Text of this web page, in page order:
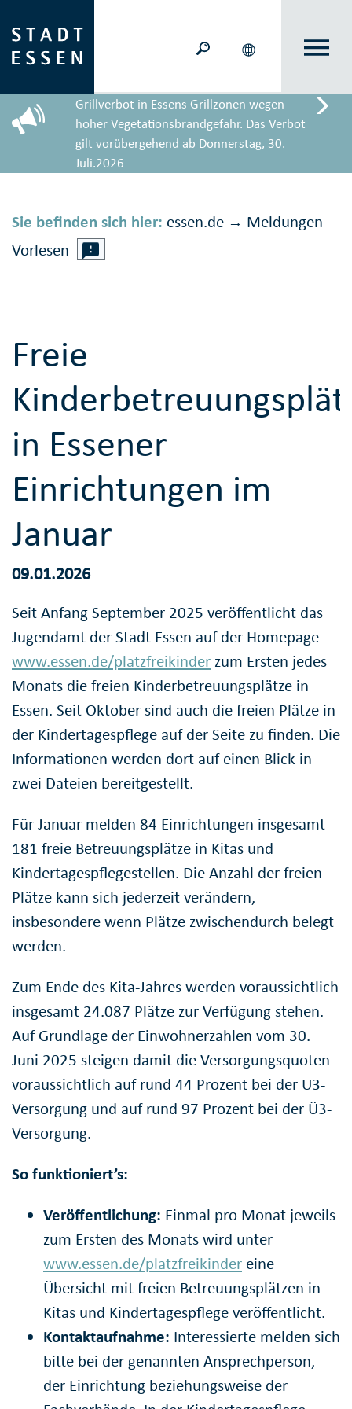
Grillverbot in Essens Grillzonen wegen
hoher Vegetationsbrandgefahr. Das Verbot
gilt vorübergehend ab Donnerstag, 30.
Juli.2026
Sie befinden sich hier: essen.de → Meldungen
Vorlesen
Freie
in Essener
Einrichtungen im
Januar
09.01.2026
Seit Anfang September 2025 veröffentlicht das
Jugendamt der Stadt Essen auf der Homepage
www.essen.de/platzfreikinder zum Ersten jedes
Monats die freien Kinderbetreuungsplätze in
Essen. Seit Oktober sind auch die freien Plätze in
der Kindertagespflege auf der Seite zu finden. Die
Informationen werden dort auf einen Blick in
zwei Dateien bereitgestellt.
Für Januar melden 84 Einrichtungen insgesamt
181 freie Betreuungsplätze in Kitas und
Kindertagespflegestellen. Die Anzahl der freien
Plätze kann sich jederzeit verändern,
insbesondere wenn Plätze zwischendurch belegt
werden.
Zum Ende des Kita-Jahres werden voraussichtlich
insgesamt 24.087 Plätze zur Verfügung stehen.
Auf Grundlage der Einwohnerzahlen vom 30.
Juni 2025 steigen damit die Versorgungsquoten
voraussichtlich auf rund 44 Prozent bei der U3-
Versorgung und auf rund 97 Prozent bei der Ü3-
Versorgung.
So funktioniert’s:
Veröffentlichung: Einmal pro Monat jeweils
zum Ersten des Monats wird unter
www.essen.de/platzfreikinder eine
Übersicht mit freien Betreuungsplätzen in
Kitas und Kindertagespflege veröffentlicht.
Kontaktaufnahme: Interessierte melden sich
bitte bei der genannten Ansprechperson,
der Einrichtung beziehungsweise der